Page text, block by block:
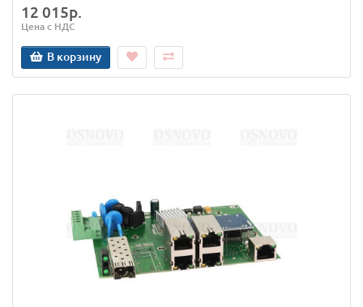
12 015р.
Цена с НДС
В корзину